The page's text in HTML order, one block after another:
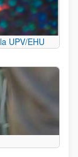
UPV/EHU